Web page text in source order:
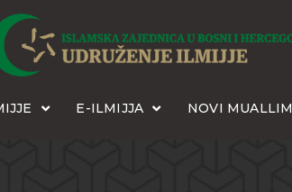
E-ILMIJJA NOVI MUALLIM